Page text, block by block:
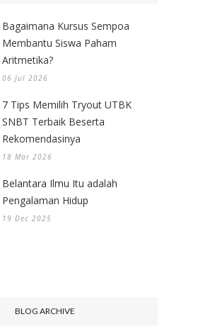
Bagaimana Kursus Sempoa
Membantu Siswa Paham
Aritmetika?
06 Jul 2026
7 Tips Memilih Tryout UTBK
SNBT Terbaik Beserta
Rekomendasinya
18 Mar 2026
Belantara Ilmu Itu adalah
Pengalaman Hidup
19 Dec 2025
BLOG ARCHIVE